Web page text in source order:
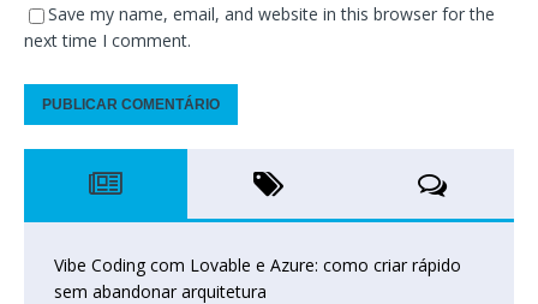
Save my name, email, and website in this browser for the
next time I comment.
Vibe Coding com Lovable e Azure: como criar rápido
sem abandonar arquitetura